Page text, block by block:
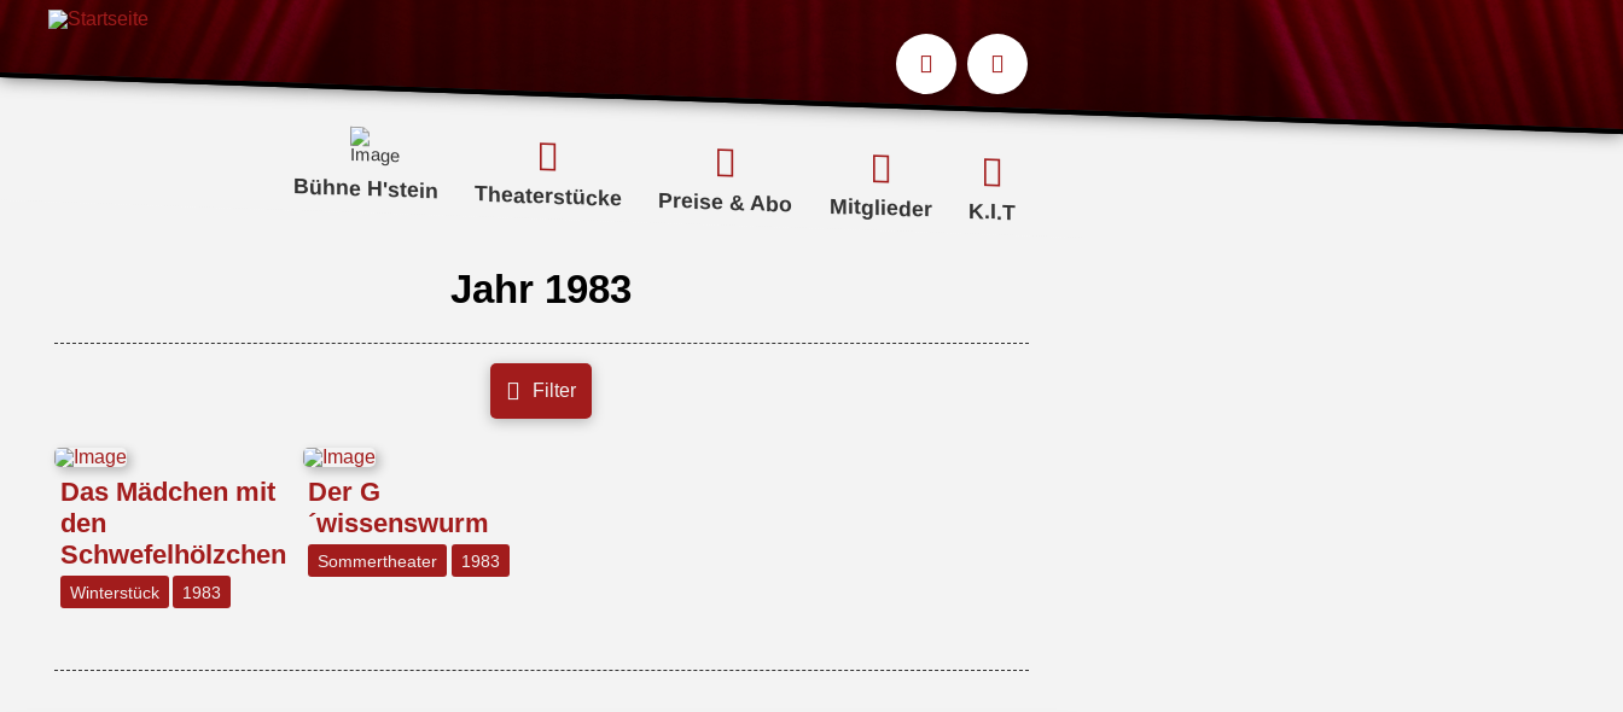
Bühne H'stein Theaterstücke Preise & Abo Mitglieder K.I.T
Jahr 1983
Filter
Das Mädchen mit
den
Schwefelhölzchen
Winterstück 1983
Der G
´wissenswurm
Sommertheater 1983